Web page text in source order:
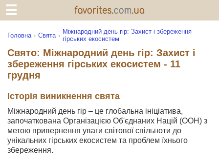
Головна Свята
Міжнародний день гір: Захист і збереження
гірських екосистем
Свято: Міжнародний день гір: Захист і
збереження гірських екосистем - 11
грудня
Історія виникнення свята
Міжнародний день гір – це глобальна ініціатива,
започаткована Організацією Об'єднаних Націй (ООН) з
метою привернення уваги світової спільноти до
унікальних гірських екосистем та проблем їхнього
збереження.